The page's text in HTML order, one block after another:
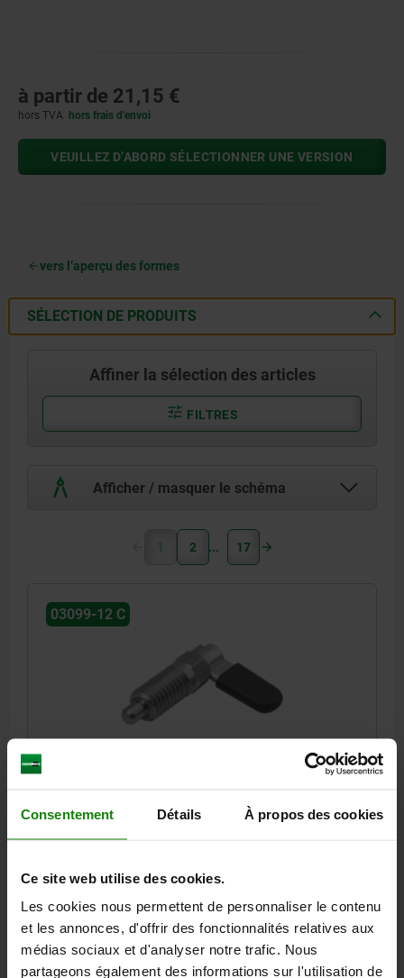
Consentement Détails À propos des cookies
Ce site web utilise des cookies.
Les cookies nous permettent de personnaliser le contenu
et les annonces, d'offrir des fonctionnalités relatives aux
médias sociaux et d'analyser notre trafic. Nous
partageons également des informations sur l'utilisation de
à partir de 21,15 €
hors TVA hors frais d’envoi
VEUILLEZ D’ABORD SÉLECTIONNER UNE VERSION
vers l’aperçu des formes
SÉLECTION DE PRODUITS
Affiner la sélection des articles
FILTRES
Afficher / masquer le schéma
Forme A : sans capuchon de verrouillage
1 2 17
03099-12 C
DOIGT INDEXAGE VERR. AVEC SIX PANS, D=4, M10,
GRIS FONCÉ RAL7021
LONGUEUR DE POIGNÉE=26,3
DIAMÈTRE DU DOIGT D'INDEXAGE=4 FILETAGE=M10
D2=10
L=39,5 L3=15 B=10,9 B1=4,9 H=6 F X 30°=1
SW1=10
FORCE DU RESSORT INITIALE F1 ENV. N=8
FORCE DU RESSORT FINALE F2 ENV. N=14
Référence:03099-12-1060410